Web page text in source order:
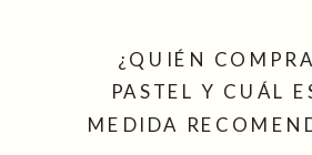
¿QUIÉN
PASTEL Y CUÁL
MEDIDA